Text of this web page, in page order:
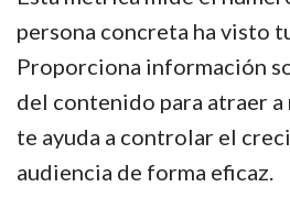
persona concreta ha visto
Proporciona información
del contenido para atraer a
te ayuda a controlar el
audiencia de forma eficaz.